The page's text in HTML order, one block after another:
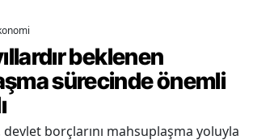
beklenen
sürecinde önemli
devlet borçlarını mahsuplaşma yoluyla